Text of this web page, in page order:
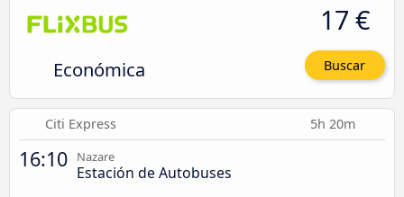
Económica
17 €
Buscar
Citi Express 5h 20m
16:10 Nazare
Estación de Autobuses